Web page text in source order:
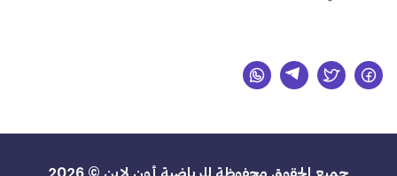
جميع الحقوق محفوظة للرياضية أون لاين © 2026